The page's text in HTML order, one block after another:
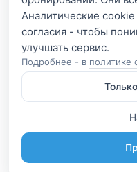
Аналитические
согласия - чтобы
Подробнее - в политике